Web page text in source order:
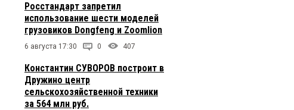
Росстандарт запретил
использование шести моделей
грузовиков Dongfeng и Zoomlion
6 августа 17:30 0 407
Константин СУВОРОВ построит в
Дружино центр
сельскохозяйственной техники
за 564 млн руб.